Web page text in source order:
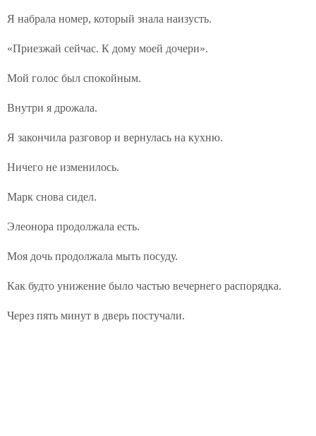
Я набрала номер, который знала наизусть.
«Приезжай сейчас. К дому моей дочери».
Мой голос был спокойным.
Внутри я дрожала.
Я закончила разговор и вернулась на кухню.
Ничего не изменилось.
Марк снова сидел.
Элеонора продолжала есть.
Моя дочь продолжала мыть посуду.
Как будто унижение было частью вечернего распорядка.
Через пять минут в дверь постучали.